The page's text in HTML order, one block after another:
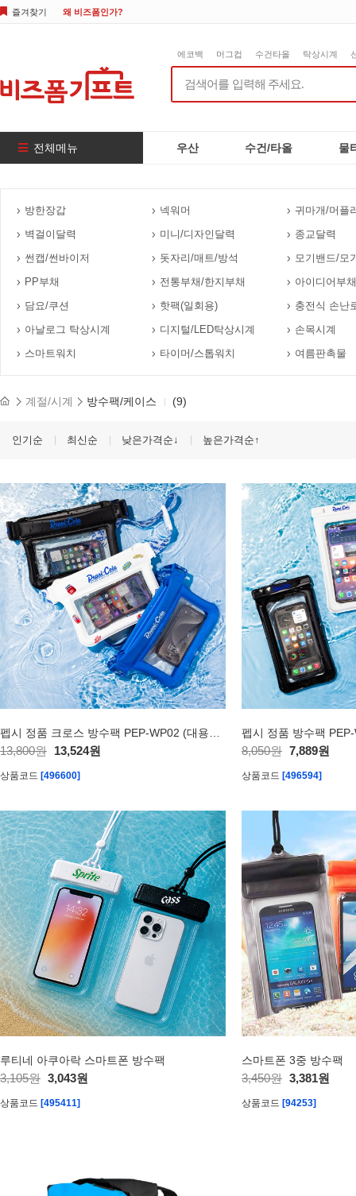
즐겨찾기 왜 비즈폼인가?
에코백 머그컵 수건타올 탁상시계
전체메뉴 우산 수건/타올 물
방한장갑 넥워머
귀마개/머플
벽걸이달력
미니/디자인달력
종교달력
썬캡/썬바이저
돗자리/매트/방석
모기밴드/모
PP부채
전통부채/한지부채
아이디어부
담요/쿠션
핫팩(일회용)
충전식 손난
아날로그 탁상시계
디지털/LED탁상시계
손목시계
스마트워치
타이머/스톱워치 여름판촉물
계절/시계 방수팩/케이스 (9)
인기순 최신순 낮은가격순↓ 높은가격순↑
13,800원 13,524원
상품코드 [496600]
8,050원 7,889원
상품코드 [496594]
루티네 아쿠아락 스마트폰 방수팩
3,105원 3,043원
상품코드 [495411]
스마트폰 3중 방수팩
3,450원 3,381원
상품코드 [94253]